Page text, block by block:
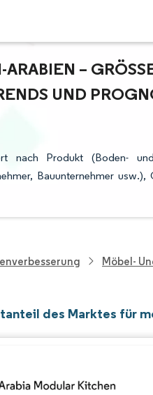
–
UND
nach Produkt (Boden-
Bauunternehmer usw.),
Möbel-
des Marktes für